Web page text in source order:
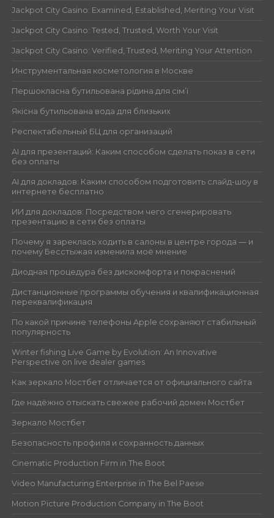
Jackpot City Casino: Examined, Established, Meriting Your Visit
Jackpot City Casino: Tested, Trusted, Worth Your Visit
Jackpot City Casino: Verified, Trusted, Meriting Your Attention
Инструментальная косметология в Москве
Першокласна бутильована рідина для сім’ї
Якісна бутильована вода для близьких
Респектабельный БЦ для организаций
AI для презентаций: Каким способом сделать показ в сети
без оплаты
AI для докладов: Каким способом подготовить слайд-шоу в
интернете бесплатно
ИИ для докладов: Посредством чего сгенерировать
презентацию в сети без оплаты
Почему я зареклась ходить в салоны в центре города — и
почему Бесстыжая изменила моё мнение
Диодная процедура без дискомфорта и покраснений
Дистанционные программы обучения и квалификационная
переквалификация
По какой причине телефоны Apple сохраняют стабильный
популярность
Winter fishing Live Game by Evolution: An Innovative
Perspective on live dealer games
Как зеркало Мостбет отличается от официального сайта
Где надёжно отыскать свежее рабочий домен Мостбет
Зеркало Мостбет
Безопасность профиля и сохранность данных
Cinematic Production Firm in The Boot
Video Manufacturing Enterprise in The Bel Paese
Motion Picture Production Company in The Boot